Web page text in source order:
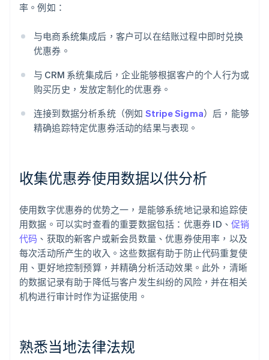
率。例如：
与电商系统集成后，客户可以在结账过程中即时兑换
优惠券。
与 CRM 系统集成后，企业能够根据客户的个人行为或
购买历史，发放定制化的优惠券。
连接到数据分析系统（例如 Stripe Sigma）后，能够
精确追踪特定优惠券活动的结果与表现。
收集优惠券使用数据以供分析
使用数字优惠券的优势之一，是能够系统地记录和追踪使
用数据。可以实时查看的重要数据包括：优惠券 ID、促销
代码 、获取的新客户或新会员数量、优惠券使用率，以及
每次活动所产生的收入。这些数据有助于防止代码重复使
用、更好地控制预算，并精确分析活动效果。此外，清晰
的数据记录有助于降低与客户发生纠纷的风险，并在相关
机构进行审计时作为证据使用。
熟悉当地法律法规